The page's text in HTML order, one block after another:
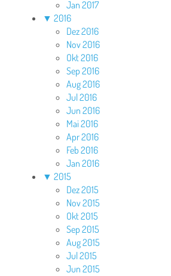
Jan 2017
▼ 2016
Dez 2016
Nov 2016
Okt 2016
Sep 2016
Aug 2016
Jul 2016
Jun 2016
Mai 2016
Apr 2016
Feb 2016
Jan 2016
▼ 2015
Dez 2015
Nov 2015
Okt 2015
Sep 2015
Aug 2015
Jul 2015
Jun 2015